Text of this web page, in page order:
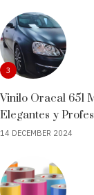
3
Vinilo Oracal 651
Elegantes y
14 DECEMBER 2024